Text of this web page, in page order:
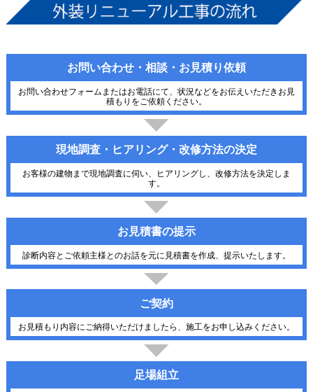
お問い合わせ・相談・お見積り依頼
お問い合わせフォームまたはお電話にて、状況などをお伝えいただきお見
積もりをご依頼ください。
現地調査・ヒアリング・改修方法の決定
お客様の建物まで現地調査に伺い、ヒアリングし、改修方法を決定しま
す。
お見積書の提示
診断内容とご依頼主様とのお話を元に見積書を作成、提示いたします。
ご契約
お見積もり内容にご納得いただけましたら、施工をお申し込みください。
足場組立